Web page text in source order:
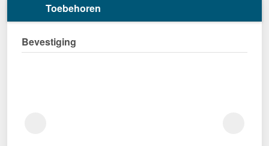
Toebehoren
Bevestiging